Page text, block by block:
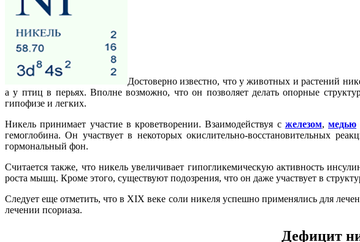
Достоверно известно, что у животных и растений
а у птиц в перьях. Вполне возможно, что он позволяет делать опорные
гипофизе и легких.
Никель принимает участие в кроветворении. Взаимодействуя с железом, медью
гемоглобина. Он участвует в некоторых окислительно-восстановительных
гормональный фон.
Считается также, что никель увеличивает гипогликемическую активность
роста мышц. Кроме этого, существуют подозрения, что он даже участвует в
Следует еще отметить, что в XIX веке соли никеля успешно применялись для
лечении псориаза.
Дефицит